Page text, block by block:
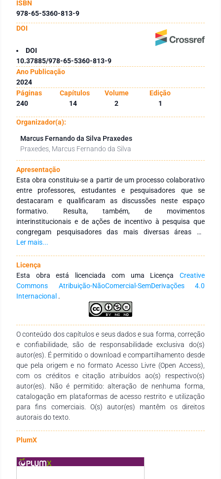
ISBN
978-65-5360-813-9
DOI
DOI
10.37885/978-65-5360-813-9
Ano Publicação
2024
Páginas
Capítulos Volume
Edição
240
14 2 1
Organizador(a):
Marcus Fernando da Silva Praxedes
Praxedes, Marcus Fernando da Silva
Apresentação
Esta obra constituiu-se a partir de um processo colaborativo
entre professores, estudantes e pesquisadores que se
destacaram e qualificaram as discussões neste espaço
formativo. Resulta, também, de movimentos
interinstitucionais e de ações de incentivo à pesquisa que
congregam pesquisadores das mais diversas áreas do
conhecimento e de diferentes Instituições de Educação
internacional. Tem como objetivo integrar ações
interinstitucionais nacionais e internacionais com redes de
pesquisa que tenham a finalidade de fomentar a formação
continuada dos profissionais da educação, por meio da
produção e socialização de conhecimentos das diversas
áreas do Saberes. Agradecemos aos autores pelo empenho,
disponibilidade e dedicação para o desenvolvimento e
conclusão dessa obra. Esperamos também que esta obra
sirva de instrumento didático-pedagógico para estudantes,
professores dos diversos níveis de ensino em seus trabalhos e
demais interessados pela temática.
Ler mais...
Licença
Esta obra está licenciada com uma Licença Creative
Commons Atribuição-NãoComercial-SemDerivações 4.0
Internacional .
O conteúdo dos capítulos e seus dados e sua forma, correção
e confiabilidade, são de responsabilidade exclusiva do(s)
autor(es). É permitido o download e compartilhamento desde
que pela origem e no formato Acesso Livre (Open Access),
com os créditos e citação atribuídos ao(s) respectivo(s)
autor(es). Não é permitido: alteração de nenhuma forma,
catalogação em plataformas de acesso restrito e utilização
para fins comerciais. O(s) autor(es) mantêm os direitos
autorais do texto.
PlumX